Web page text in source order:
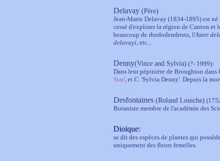
Delavay (Père)
Jean-Marie Delavay (1834-1895) est
cessé d'explorer la région de Canton et
beaucoup de rhododendrons, l'Aster
delavayi, etc...
Denny(Vince and Sylvia) (?- 1999):
Dans leur pépinière de Broughton
Star', et C. 'Sylvia Denny'. Depuis la
Desfontaines (Roland Louiche)
Botaniste membre de l'académie des
Dioïque:
se dit des espèces de plantes qui
uniquement des fleurs femelles.